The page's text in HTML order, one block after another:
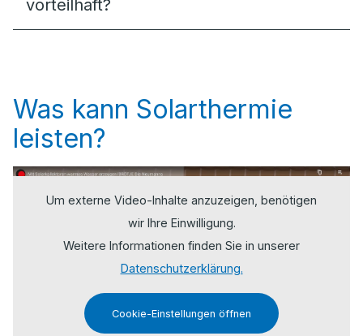
vorteilhaft?
Was kann Solarthermie
leisten?
Um externe Video-Inhalte anzuzeigen, benötigen
wir Ihre Einwilligung.
Weitere Informationen finden Sie in unserer
Datenschutzerklärung.
Cookie-Einstellungen öffnen